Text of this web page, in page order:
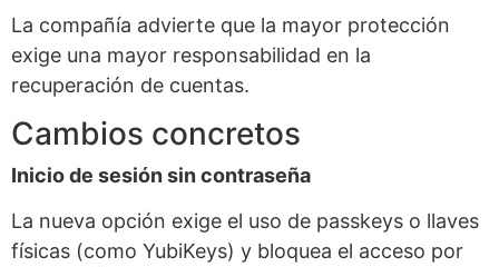
La compañía advierte que la mayor protección
exige una mayor responsabilidad en la
recuperación de cuentas.
Cambios concretos
Inicio de sesión sin contraseña
La nueva opción exige el uso de passkeys o llaves
físicas (como YubiKeys) y bloquea el acceso por